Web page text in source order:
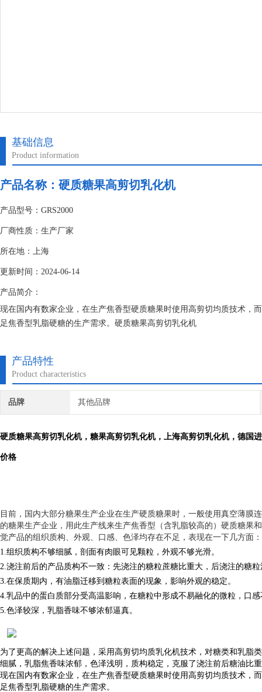
基础信息
Product information
产品名称：硬质糖果高剪切乳化机
产品型号：GRS2000
厂商性质：生产厂家
所在地：上海
更新时间：2024-06-14
产品简介：
现在国内有数家企业，在生产焦香型硬质糖果时使用高剪切均质技术，
足焦香型乳脂硬糖的生产需求。硬质糖果高剪切乳化机
产品特性
Product characteristics
品牌 其他品牌
硬质糖果高剪切乳化机，糖果高剪切乳化机，上海高剪切乳化机，德国
价格
目前，国内大部分糖果生产企业在生产硬质糖果时，一般使用真空薄
的糖果生产企业，用此生产线来生产焦香型（含乳脂较高的）硬质糖果
觉产品的组织质构、外观、口感、色泽均存在不足，表现在一下几方面：
1.组织质构不够细腻，剖面有肉眼可见颗粒，外观不够光滑。
2.浇注前后的产品质构不一致：先浇注的糖粒蔗糖比重大，后浇注的糖
3.在保质期内，有油脂迁移到糖粒表面的现象，影响外观的稳定。
4.乳品中的蛋白质部分受高温影响，在糖粒中形成不易融化的微粒，口
5.色泽较深，乳脂香味不够浓郁逼真。
为了更高的解决上述问题，采用高剪切均质乳化机技术，对糖类和乳脂
细腻，乳脂焦香味浓郁，色泽浅明，质构稳定，克服了浇注前后糖油比
现在国内有数家企业，在生产焦香型硬质糖果时使用高剪切均质技术，
足焦香型乳脂硬糖的生产需求。